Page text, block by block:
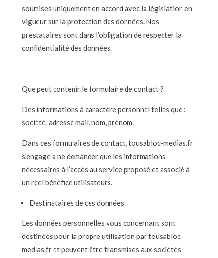
soumises uniquement en accord avec la législation en
vigueur sur la protection des données. Nos
prestataires sont dans l’obligation de respecter la
confidentialité des données.
Que peut contenir le formulaire de contact ?
Des informations à caractère personnel telles que :
société, adresse mail, nom, prénom.
Dans ces formulaires de contact, tousabloc-medias.fr
s’engage à ne demander que les informations
nécessaires à l’accès au service proposé et associé à
un réel bénéfice utilisateurs.
Destinataires de ces données
Les données personnelles vous concernant sont
destinées pour la propre utilisation par tousabloc-
medias.fr et peuvent être transmises aux sociétés